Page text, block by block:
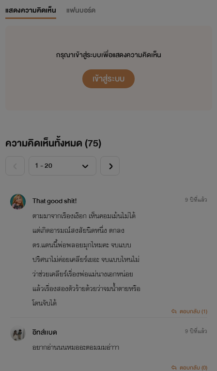
แสดงความคิดเห็น แฟนบอร์ด
กรุณาเข้าสู่ระบบเพื่อแสดงความคิดเห็น
เข้าสู่ระบบ
ความคิดเห็นทั้งหมด (75)
That good shit!
ตามมาจากเรืองเงือก เห็นคอมเม้นไม่ได้
แต่เกิดอารมณ์สงสัยนิดหนึ่ง ตกลง
ดร.แดนนี้พ่อพลอยมุกไหมคะ จบแบบ
ปริศนาไม่ค่อยเคลียร์เยอะ จบแบบไหนไม่
ว่าช่วยเคลียร์เรื่องพ่อแม่นางเอกหน่อย
แล้วเรื่องสองตัวร้ายด้วยว่าจมน้ำตายหรือ
โดนจับได้
9 ปีที่แล้ว
ตอบกลับ (1)
อิทส์เเบด
อยากอ่านนนหมออะตอมมมอ่าาา
9 ปีที่แล้ว
ตอบกลับ (0)